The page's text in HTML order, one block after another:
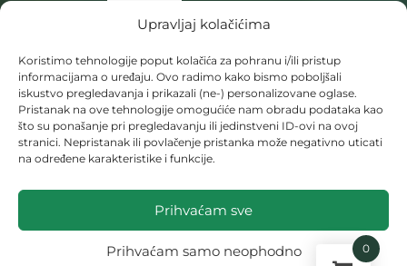
Upravljaj kolačićima
Koristimo tehnologije poput kolačića za pohranu i/ili pristup
informacijama o uređaju. Ovo radimo kako bismo poboljšali
iskustvo pregledavanja i prikazali (ne-) personalizovane oglase.
Pristanak na ove tehnologije omogućiće nam obradu podataka kao
što su ponašanje pri pregledavanju ili jedinstveni ID-ovi na ovoj
stranici. Nepristanak ili povlačenje pristanka može negativno uticati
na određene karakteristike i funkcije.
Prihvaćam sve
Prihvaćam samo neophodno
©Usluge „Trag Biljke“ Jovan Banović s.p. Banja Luka, 2024.-2025.
0